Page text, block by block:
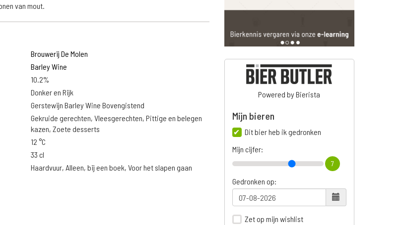
van mout.
Brouwerij De Molen
Barley Wine
10.2%
Donker en Rijk
Gerstewijn Barley Wine Bovengistend
Gekruide gerechten, Vleesgerechten, Pittige en belegen
kazen, Zoete desserts
12 °C
33 cl
Haardvuur, Alleen, bij een boek, Voor het slapen gaan
Powered by Bierista
Mijn bieren
Dit bier heb ik gedronken
Mijn cijfer:
7
Gedronken op:
Zet op mijn wishlist